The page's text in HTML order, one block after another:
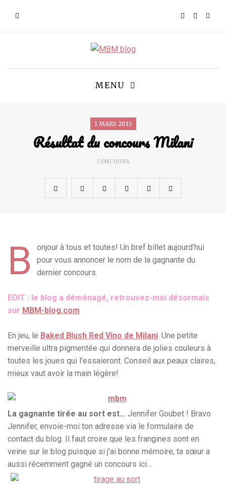
MENU
1 MARS 2015
Résultat du concours Milani
CONCOURS
B
onjour à tous et toutes! Un bref billet aujourd’hui
pour vous annoncer le nom de la gagnante du
dernier concours.
EDIT : le blog a déménagé, retrouvez-moi désormais
sur MBM-blog.com
En jeu, le Baked Blush Red Vino de Milani. Une petite
merveille ultra pigmentée qui donnera de jolies couleurs à
toutes les joues qui l’essaieront. Conseil aux peaux claires,
mieux vaut avoir la main légère!
La gagnante tirée au sort est… Jennifer Goubet ! Bravo
Jennifer, envoie-moi ton adresse via le formulaire de
contact du blog. Il faut croire que les frangines sont en
veine sur le blog puisque si j’ai bonne mémoire, ta sœur a
aussi récemment gagné un concours ici…